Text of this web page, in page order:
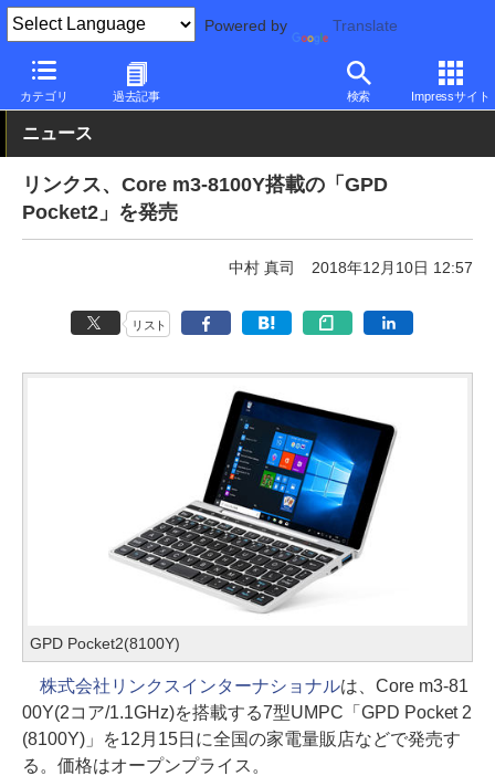
Powered by Translate
カテゴリ 過去記事 検索 Impressサイト
PC Watch パソコン/タブレット/スマートフォン モバイルノート
ニュース
リンクス、Core m3-8100Y搭載の「GPD
Pocket2」を発売
中村 真司 2018年12月10日 12:57
リスト
GPD Pocket2(8100Y)
株式会社リンクスインターナショナルは、Core m3-81
00Y(2コア/1.1GHz)を搭載する7型UMPC「GPD Pocket 2
(8100Y)」を12月15日に全国の家電量販店などで発売す
る。価格はオープンプライス。